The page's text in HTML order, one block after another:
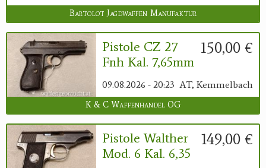
Bartolot Jagdwaffen Manufaktur
150,00 €
Pistole CZ 27
Fnh Kal. 7,65mm
09.08.2026 - 20:23 AT, Kemmelbach
K & C Waffenhandel OG
149,00 €
Pistole Walther
Mod. 6 Kal. 6,35